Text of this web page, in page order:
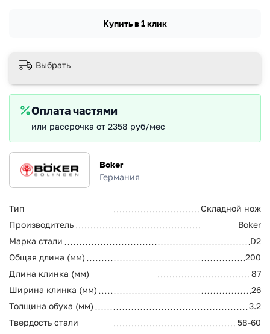
Boker
Германия
Тип
Складной нож
Производитель
Boker
Марка стали
D2
Общая длина (мм)
200
Длина клинка (мм)
87
Ширина клинка (мм)
26
Толщина обуха (мм)
3.2
Твердость стали
58-60
Купить в 1 клик
Выбрать
Оплата частями
или рассрочка от 2358 руб/мес